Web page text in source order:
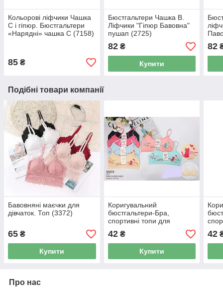
Кольорові ліфчики Чашка
С і гіпюр. Бюстгальтери
«Нарядні» чашка С (7158)
85 ₴
Бюстгальтери Чашка B.
Ліфчики "Гіпюр Бавовна"
пушап (2725)
82₴
Купити
82
Подібні товари компанії
Бавовняні маєчки для
дівчаток. Топ (3372)
65 ₴
Купити
Коригувальний
бюстгальтери-Бра,
спортивні топи для
42₴
Купити
42
Про нас